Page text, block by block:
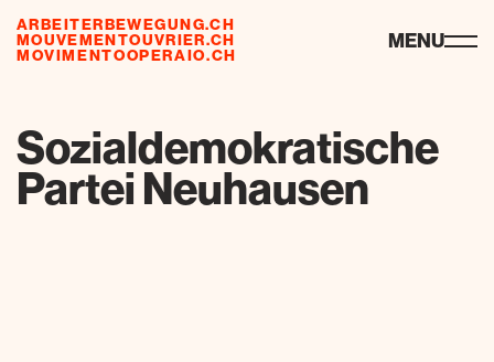
ARBEITERBEWEGUNG.CH
MOUVEMENTOUVRIER.CH
MOVIMENTOOPERAIO.CH
ressources MENU
Sozialdemokratische
Partei Neuhausen